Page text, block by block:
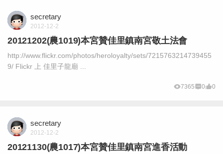
secretary
2012-12-2
20121202(農1019)本宮贊佳里鎮南宮敬土法會
http://www.flickr.com/photos/heroloyalty/sets/7215763214739455
9/ Flickr 上 佳里子龍廟 ...
7365 0 0
secretary
2012-12-2
20121130(農1017)本宮贊佳里鎮南宮進香活動